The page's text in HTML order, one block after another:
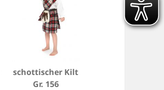
schottischer Kilt
Gr. 156